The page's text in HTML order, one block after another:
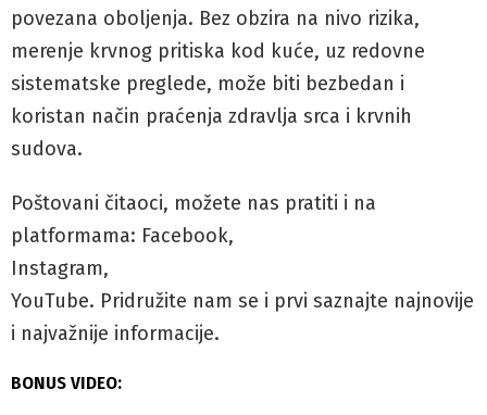
povezana oboljenja. Bez obzira na nivo rizika,
merenje krvnog pritiska kod kuće, uz redovne
sistematske preglede, može biti bezbedan i
koristan način praćenja zdravlja srca i krvnih
sudova.
Poštovani čitaoci, možete nas pratiti i na
platformama: Facebook,
Instagram,
YouTube. Pridružite nam se i prvi saznajte najnovije
i najvažnije informacije.
BONUS VIDEO: